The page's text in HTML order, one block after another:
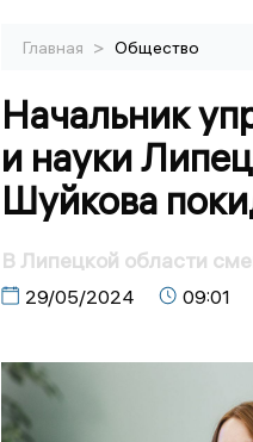
Главная > Общество
Начальник
и науки
Шуйкова
В Липецкой области
29/05/2024 09:01